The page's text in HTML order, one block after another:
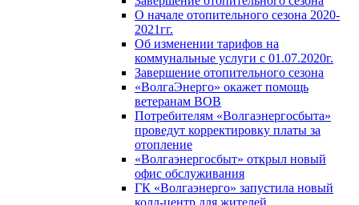
О начале отопительного сезона 2020-
2021гг.
Об изменении тарифов на
коммунальные услуги с 01.07.2020г.
Завершение отопительного сезона
«ВолгаЭнерго» окажет помощь
ветеранам ВОВ
Потребителям «Волгаэнергосбыта»
проведут корректировку платы за
отопление
«Волгаэнергосбыт» открыл новый
офис обслуживания
ГК «Волгаэнерго» запустила новый